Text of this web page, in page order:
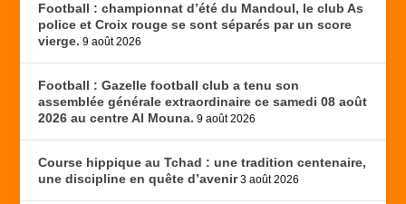
Football : championnat d’été du Mandoul, le club As
police et Croix rouge se sont séparés par un score
vierge. 9 août 2026
Football : Gazelle football club a tenu son
assemblée générale extraordinaire ce samedi 08 août
2026 au centre Al Mouna. 9 août 2026
Course hippique au Tchad : une tradition centenaire,
une discipline en quête d’avenir 3 août 2026